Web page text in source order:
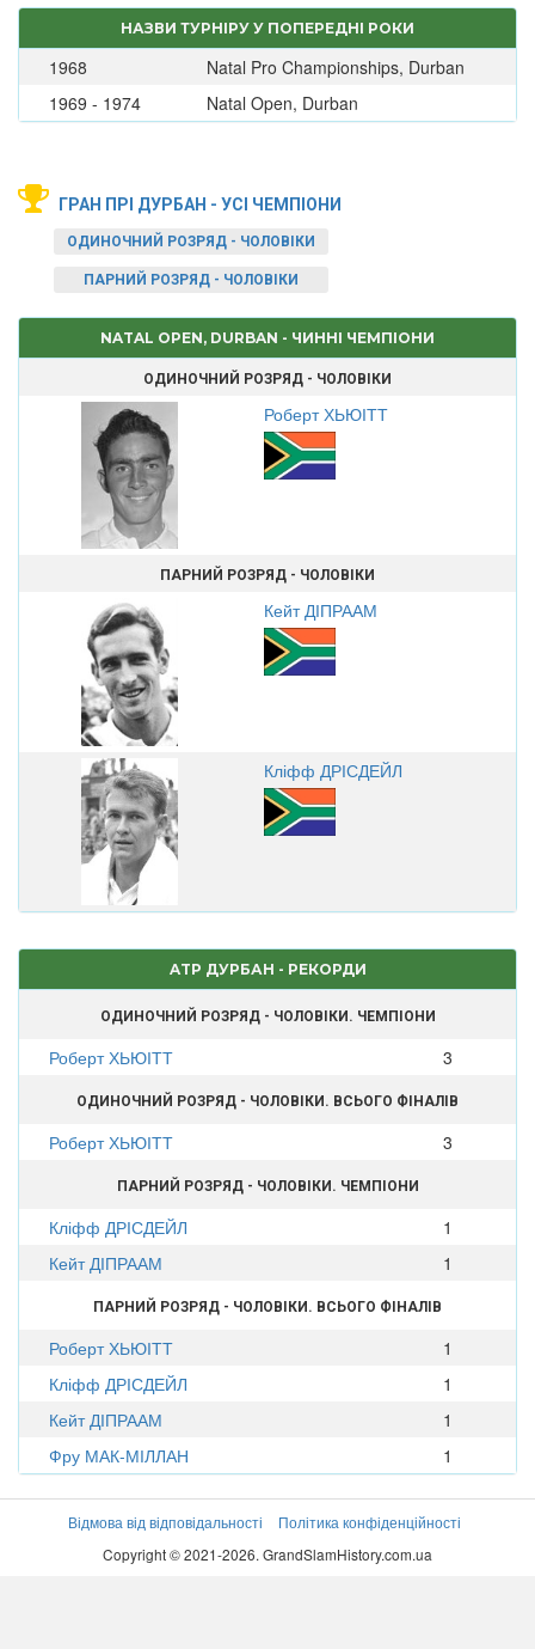
НАЗВИ ТУРНІРУ У ПОПЕРЕДНІ РОКИ
1968
Natal Pro Championships, Durban
1969 - 1974
Natal Open, Durban
ГРАН ПРІ ДУРБАН - УСІ ЧЕМПІОНИ
ОДИНОЧНИЙ РОЗРЯД - ЧОЛОВІКИ
ПАРНИЙ РОЗРЯД - ЧОЛОВІКИ
NATAL OPEN, DURBAN - ЧИННІ ЧЕМПІОНИ
ОДИНОЧНИЙ РОЗРЯД - ЧОЛОВІКИ
Роберт ХЬЮІТТ
ПАРНИЙ РОЗРЯД - ЧОЛОВІКИ
Кейт ДІПРААМ
Кліфф ДРІСДЕЙЛ
ATP ДУРБАН - РЕКОРДИ
ОДИНОЧНИЙ РОЗРЯД - ЧОЛОВІКИ. ЧЕМПІОНИ
Роберт ХЬЮІТТ 3
ОДИНОЧНИЙ РОЗРЯД - ЧОЛОВІКИ. ВСЬОГО ФІНАЛІВ
Роберт ХЬЮІТТ 3
ПАРНИЙ РОЗРЯД - ЧОЛОВІКИ. ЧЕМПІОНИ
Кліфф ДРІСДЕЙЛ
1
Кейт ДІПРААМ
1
ПАРНИЙ РОЗРЯД - ЧОЛОВІКИ. ВСЬОГО ФІНАЛІВ
Роберт ХЬЮІТТ
1
Кліфф ДРІСДЕЙЛ
1
Кейт ДІПРААМ
1
Фру МАК-МІЛЛАН
1
Відмова від відповідальності
Політика конфіденційності
Copyright © 2021-2026. GrandSlamHistory.com.ua